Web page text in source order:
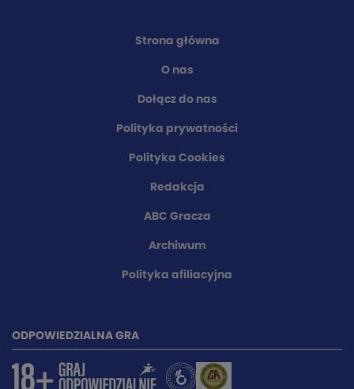
Strona główna
O nas
Dołącz do nas
Polityka prywatności
Polityka Cookies
Redakcja
ABC Gracza
Archiwum
Polityka afiliacyjna
ODPOWIEDZIALNA GRA